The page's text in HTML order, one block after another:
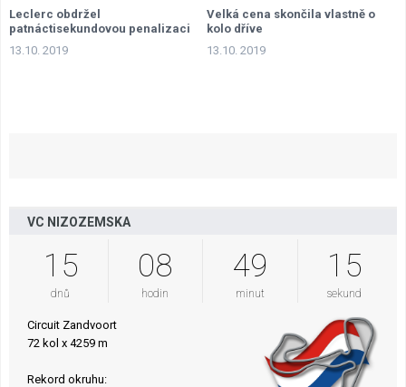
Leclerc obdržel
patnáctisekundovou penalizaci
13.10. 2019
Velká cena skončila vlastně o
kolo dříve
13.10. 2019
VC NIZOZEMSKA
15
dnů
08
hodin
49
minut
14
sekund
Circuit Zandvoort
72 kol x 4259 m
Rekord okruhu: